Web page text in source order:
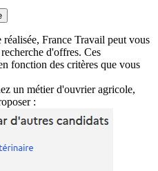
France Travail peut vous
d'offres. Ces
fonction des critères que vous
un métier d'ouvrier agricole,
: